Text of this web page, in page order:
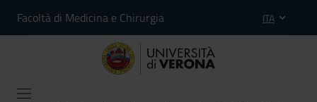
Facoltà di Medicina e Chirurgia ITA